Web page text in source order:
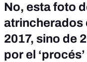
No, esta foto
atrincherados
2017, sino de
por el